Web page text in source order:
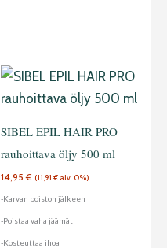
SIBEL EPIL HAIR PRO
rauhoittava öljy 500 ml
14,95€ (11,91 € alv. 0%)
-Karvan poiston jälkeen
-Poistaa vaha jäämät
-Kosteuttaa ihoa